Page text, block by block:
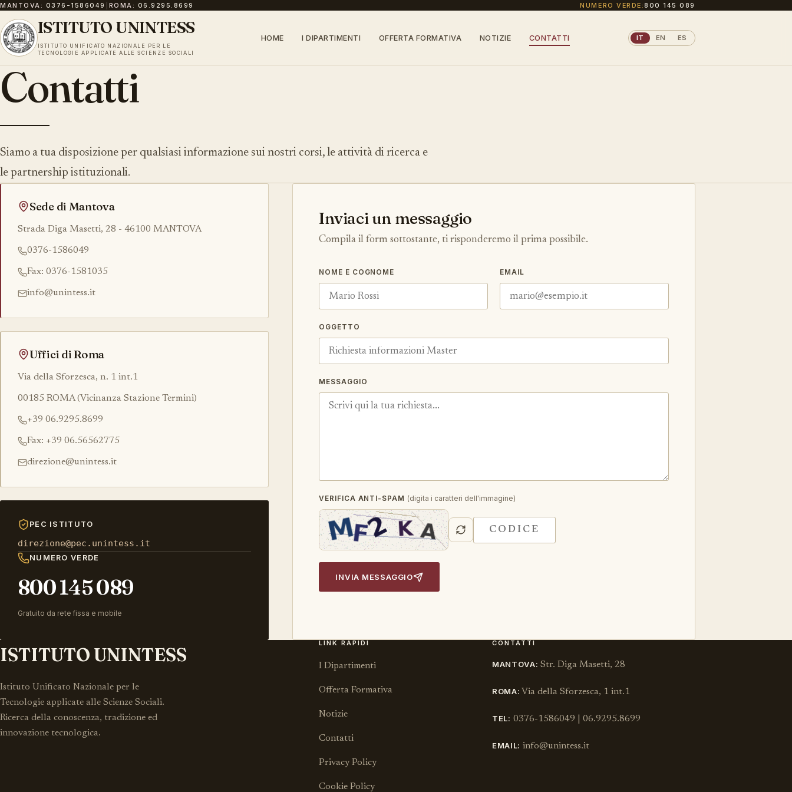
MANTOVA: 0376-1586049 ROMA: 06.9295.8699 NUMERO VERDE:800 145 089
ISTITUTO UNINTESS
ISTITUTO UNIFICATO NAZIONALE PER LE
TECNOLOGIE APPLICATE ALLE SCIENZE SOCIALI
HOME I DIPARTIMENTI OFFERTA FORMATIVA NOTIZIE CONTATTI IT EN ES
Contatti
Siamo a tua disposizione per qualsiasi informazione sui nostri corsi, le attività di ricerca e
le partnership istituzionali.
Sede di Mantova
Strada Diga Masetti, 28 - 46100 MANTOVA
0376-1586049
Fax: 0376-1581035
info@unintess.it
Uffici di Roma
Via della Sforzesca, n. 1 int.1
00185 ROMA (Vicinanza Stazione Termini)
+39 06.9295.8699
Fax: +39 06.56562775
direzione@unintess.it
PEC ISTITUTO
direzione@pec.unintess.it
NUMERO VERDE
800 145 089
Gratuito da rete fissa e mobile
Inviaci un messaggio
Compila il form sottostante, ti risponderemo il prima possibile.
NOME E COGNOME EMAIL
OGGETTO
MESSAGGIO
VERIFICA ANTI-SPAM (digita i caratteri dell'immagine)
INVIA MESSAGGIO
ISTITUTO UNINTESS
Istituto Unificato Nazionale per le
Tecnologie applicate alle Scienze Sociali.
Ricerca della conoscenza, tradizione ed
innovazione tecnologica.
LINK RAPIDI
I Dipartimenti
Offerta Formativa
Notizie
Contatti
Privacy Policy
Cookie Policy
CONTATTI
MANTOVA: Str. Diga Masetti, 28
ROMA: Via della Sforzesca, 1 int.1
TEL: 0376-1586049 | 06.9295.8699
EMAIL: info@unintess.it